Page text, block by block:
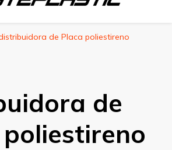
de Placa poliestireno
de